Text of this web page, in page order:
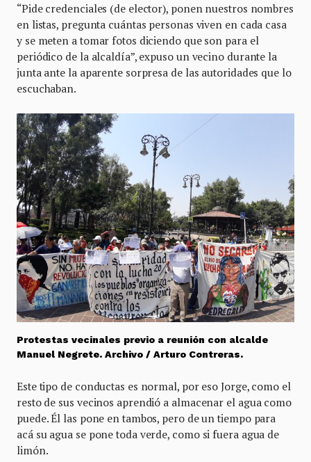
“Pide credenciales (de elector), ponen nuestros nombres
en listas, pregunta cuántas personas viven en cada casa
y se meten a tomar fotos diciendo que son para el
periódico de la alcaldía”, expuso un vecino durante la
junta ante la aparente sorpresa de las autoridades que lo
escuchaban.
Protestas vecinales previo a reunión con alcalde
Manuel Negrete. Archivo / Arturo Contreras.
Este tipo de conductas es normal, por eso Jorge, como el
resto de sus vecinos aprendió a almacenar el agua como
puede. Él las pone en tambos, pero de un tiempo para
acá su agua se pone toda verde, como si fuera agua de
limón.